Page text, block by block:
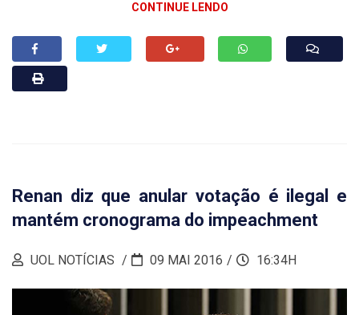
CONTINUE LENDO
Renan diz que anular votação é ilegal e
mantém cronograma do impeachment
UOL NOTÍCIAS 09 MAI 2016 16:34H